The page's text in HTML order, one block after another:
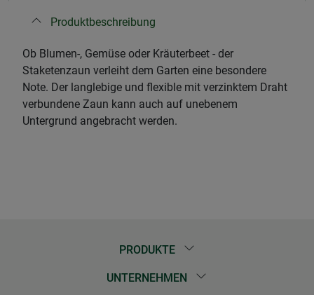
Produktbeschreibung
Ob Blumen-, Gemüse oder Kräuterbeet - der
Staketenzaun verleiht dem Garten eine besondere
Note. Der langlebige und flexible mit verzinktem Draht
verbundene Zaun kann auch auf unebenem
Untergrund angebracht werden.
PRODUKTE
UNTERNEHMEN